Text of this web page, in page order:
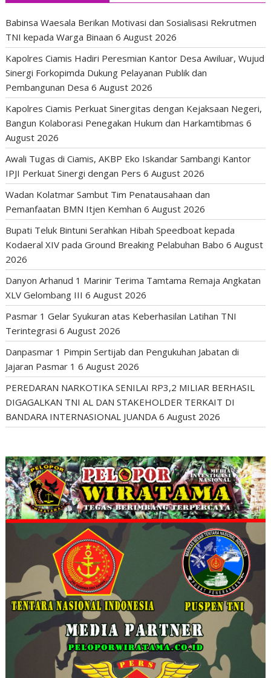
Babinsa Waesala Berikan Motivasi dan Sosialisasi Rekrutmen
TNI kepada Warga Binaan 6 August 2026
Kapolres Ciamis Hadiri Peresmian Kantor Desa Awiluar, Wujud
Sinergi Forkopimda Dukung Pelayanan Publik dan
Pembangunan Desa 6 August 2026
Kapolres Ciamis Perkuat Sinergitas dengan Kejaksaan Negeri,
Bangun Kolaborasi Penegakan Hukum dan Harkamtibmas 6
August 2026
Awali Tugas di Ciamis, AKBP Eko Iskandar Sambangi Kantor
IPJI Perkuat Sinergi dengan Pers 6 August 2026
Wadan Kolatmar Sambut Tim Penatausahaan dan
Pemanfaatan BMN Itjen Kemhan 6 August 2026
Bupati Teluk Bintuni Serahkan Hibah Speedboat kepada
Kodaeral XIV pada Ground Breaking Pelabuhan Babo 6 August
2026
Danyon Arhanud 1 Marinir Terima Tamtama Remaja Angkatan
XLV Gelombang III 6 August 2026
Pasmar 1 Gelar Syukuran atas Keberhasilan Latihan TNI
Terintegrasi 6 August 2026
Danpasmar 1 Pimpin Sertijab dan Pengukuhan Jabatan di
Jajaran Pasmar 1 6 August 2026
PEREDARAN NARKOTIKA SENILAI RP3,2 MILIAR BERHASIL
DIGAGALKAN TNI AL DAN STAKEHOLDER TERKAIT DI
BANDARA INTERNASIONAL JUANDA 6 August 2026